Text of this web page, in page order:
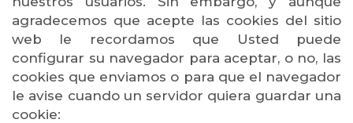
agradecemos que acepte las cookies del sitio
web le recordamos que Usted puede
configurar su navegador para aceptar, o no, las
cookies que enviamos o para que el navegador
le avise cuando un servidor quiera guardar una
cookie: